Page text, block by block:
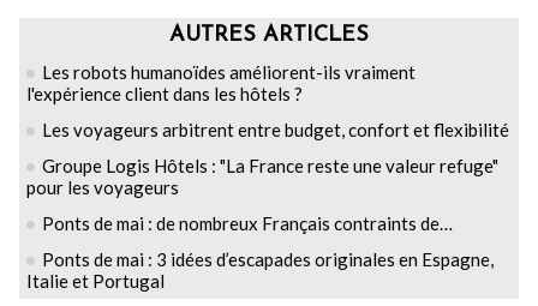
AUTRES ARTICLES
Les robots humanoïdes améliorent-ils vraiment
l'expérience client dans les hôtels ?
Les voyageurs arbitrent entre budget, confort et flexibilité
Groupe Logis Hôtels : "La France reste une valeur refuge"
pour les voyageurs
Ponts de mai : de nombreux Français contraints de…
Ponts de mai : 3 idées d’escapades originales en Espagne,
Italie et Portugal